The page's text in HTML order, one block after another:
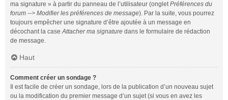
ma signature » à partir du panneau de l’utilisateur (ongletPréférences du
forum --> Modifier les préférences de message). Par la suite, vous pourrez
toujours empêcher une signature d’être ajoutée à un message en
décochant la caseAttacher ma signature dans le formulaire de rédaction
de message.
Haut
Comment créer un sondage ?
Il est facile de créer un sondage, lors de la publication d’un nouveau sujet
ou la modification du premier message d’un sujet (si vous en avez les